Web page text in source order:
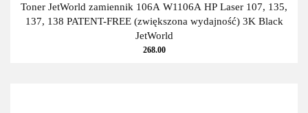
Toner JetWorld zamiennik 106A W1106A HP Laser 107, 135,
137, 138 PATENT-FREE (zwiększona wydajność) 3K Black
JetWorld
268.00